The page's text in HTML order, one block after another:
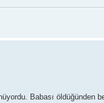
Babası öldüğünden